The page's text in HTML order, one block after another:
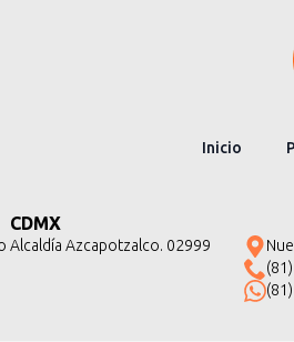
Inicio
CDMX
Alcaldía Azcapotzalco. 02999